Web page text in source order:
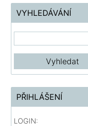
VYHLEDÁVÁNÍ
PŘIHLÁŠENÍ
LOGIN: